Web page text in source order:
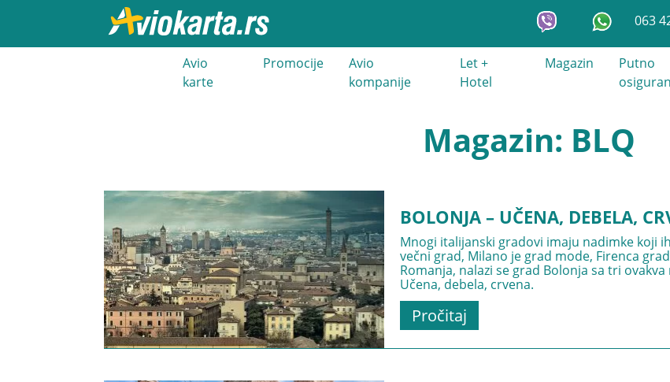
063
Avio
karte
Promocije
Avio
kompanije
Let +
Hotel
Magazin
Putno
Magazin: BLQ
BOLONJA – UČENA, DEBELA,
Mnogi italijanski gradovi imaju nadimke koji
večni grad, Milano je grad mode, Firenca
Romanja, nalazi se grad Bolonja sa tri
Učena, debela, crvena.
Pročitaj